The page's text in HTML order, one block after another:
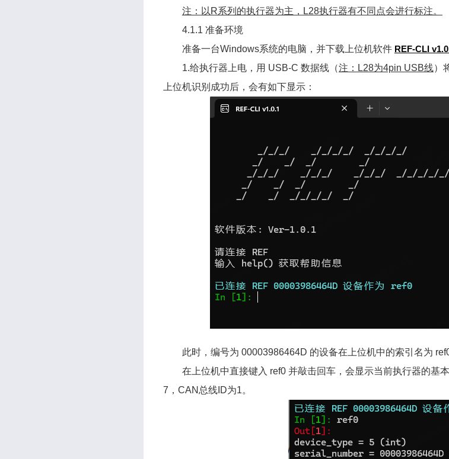
注：以R系列的执行器为主，L28执行器有不同点会进行标注。
4.1.1 准备环境
准备一台Windows系统的电脑，并下载上位机软件 REF-CLI
1.给执行器上电，用 USB-C 数据线（注：L28为4pin USB线）
上位机识别成功后，会有如下显示：
此时，编号为 00003986464D 的设备在上位机中的索引名为
在上位机中直接键入 ref0 并敲击回车，会显示当前执行器的基
7，CAN总线ID为1。